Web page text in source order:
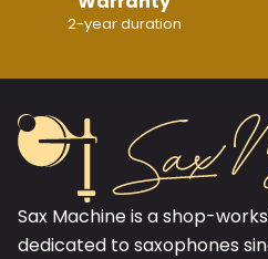
2-year duration
Sax Machine is a shop-
dedicated to saxophones